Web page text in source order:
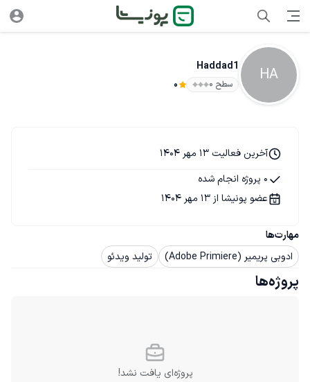
HA
Haddad1
سطح ۰ 0
مهارت‌ها
ادوبی پریمیر (Adobe Primiere)
تولید ویدئو
آخرین فعالیت 13 مهر 1404
0 پروژه انجام شده
عضو پونیشا از 13 مهر 1404
پروژه‌ها
پروژه‌ای یافت نشد!